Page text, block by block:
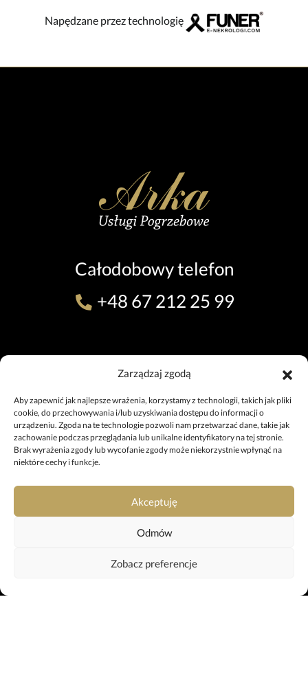
Zarządzaj zgodą
Aby zapewnić jak najlepsze wrażenia, korzystamy z technologii, takich jak pliki
cookie, do przechowywania i/lub uzyskiwania dostępu do informacji o
urządzeniu. Zgoda na te technologie pozwoli nam przetwarzać dane, takie jak
zachowanie podczas przeglądania lub unikalne identyfikatory na tej stronie.
Brak wyrażenia zgody lub wycofanie zgody może niekorzystnie wpłynąć na
niektóre cechy i funkcje.
Akceptuję
Odmów
Zobacz preferencje
Napędzane przez technologię
Całodobowy telefon
+48 67 212 25 99
ul. 11 Listopada 7, 64-920 Piła
+48 67 212 25 99
pila@uslugipogrzebowe.pila.pl
ODDZIAŁ W TRZCIANCE
trzcianka@uslugipogrzebowe.pila.pl
ul. Gliniana 11, 64-920 Piła